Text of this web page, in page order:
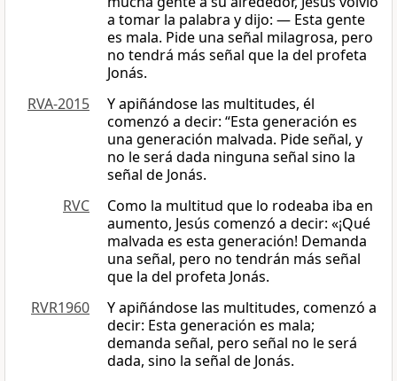
a tomar la palabra y dijo: — Esta gente
es mala. Pide una señal milagrosa, pero
no tendrá más señal que la del profeta
Jonás.
RVA-2015
Y apiñándose las multitudes, él
comenzó a decir: “Esta generación es
una generación malvada. Pide señal, y
no le será dada ninguna señal sino la
señal de Jonás.
RVC
Como la multitud que lo rodeaba iba en
aumento, Jesús comenzó a decir: «¡Qué
malvada es esta generación! Demanda
una señal, pero no tendrán más señal
que la del profeta Jonás.
RVR1960
Y apiñándose las multitudes, comenzó a
decir: Esta generación es mala;
demanda señal, pero señal no le será
dada, sino la señal de Jonás.